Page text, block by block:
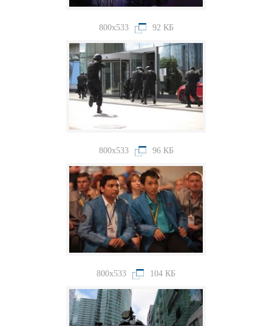
800x533 92 КБ
800x533 96 КБ
800x533 104 КБ